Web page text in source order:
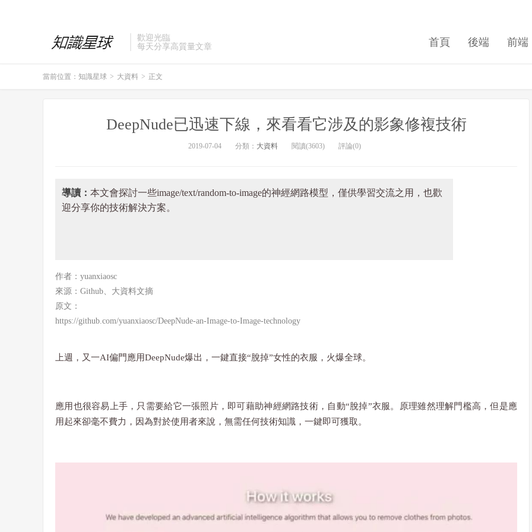
歡迎光臨
每天分享高質量文章
首頁 後端 前端
當前位置： 知識星球 > 大資料 > 正文
DeepNude已迅速下線，來看看它涉及的影象修複技術
2019-07-04 分類： 大資料 閱讀(3603) 評論(0)
導讀： 本文會探討一些image/text/random-to-image的神經網路模型，僅供學習交流之用，也歡
迎分享你的技術解決方案。
作者：yuanxiaosc
來源： Github、 大資料文摘
原文：
https://github.com/yuanxiaosc/DeepNude-an-Image-to-Image-technology
上週，又一AI偏門應用DeepNude爆出，一鍵直接“脫掉”女性的衣服，火爆全球。
應用也很容易上手，只需要給它一張照片，即可藉助神經網路技術，自動“脫掉”衣服。原理雖然理解門檻高，但是應
用起來卻毫不費力，因為對於使用者來說，無需任何技術知識，一鍵即可獲取。